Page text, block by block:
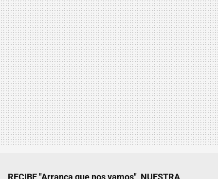
RECIBE "Arranca que nos vamos", NUESTRA